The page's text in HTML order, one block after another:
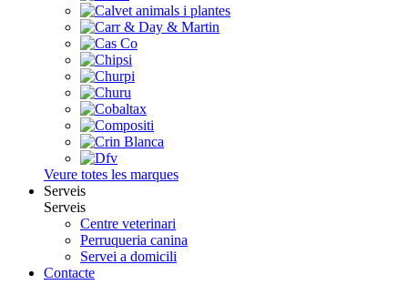
Veure totes les marques
Serveis
Serveis
Centre veterinari
Perruqueria canina
Servei a domicili
Contacte